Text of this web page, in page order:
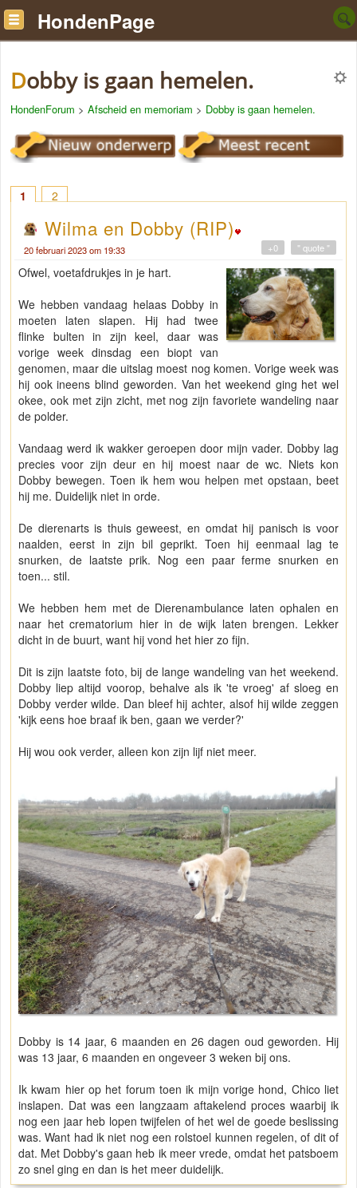
HondenPage
Dobby is gaan hemelen.
HondenForum > Afscheid en memoriam > Dobby is gaan hemelen.
1 2
Wilma en Dobby (RIP)
20 februari 2023 om 19:33 " quote "
+0
Ofwel, voetafdrukjes in je hart.
We hebben vandaag helaas Dobby in
moeten laten slapen. Hij had twee
flinke bulten in zijn keel, daar was
vorige week dinsdag een biopt van
genomen, maar die uitslag moest nog komen. Vorige week was
hij ook ineens blind geworden. Van het weekend ging het wel
okee, ook met zijn zicht, met nog zijn favoriete wandeling naar
de polder.
Vandaag werd ik wakker geroepen door mijn vader. Dobby lag
precies voor zijn deur en hij moest naar de wc. Niets kon
Dobby bewegen. Toen ik hem wou helpen met opstaan, beet
hij me. Duidelijk niet in orde.
De dierenarts is thuis geweest, en omdat hij panisch is voor
naalden, eerst in zijn bil geprikt. Toen hij eenmaal lag te
snurken, de laatste prik. Nog een paar ferme snurken en
toen... stil.
We hebben hem met de Dierenambulance laten ophalen en
naar het crematorium hier in de wijk laten brengen. Lekker
dicht in de buurt, want hij vond het hier zo fijn.
Dit is zijn laatste foto, bij de lange wandeling van het weekend.
Dobby liep altijd voorop, behalve als ik 'te vroeg' af sloeg en
Dobby verder wilde. Dan bleef hij achter, alsof hij wilde zeggen
'kijk eens hoe braaf ik ben, gaan we verder?'
Hij wou ook verder, alleen kon zijn lijf niet meer.
Dobby is 14 jaar, 6 maanden en 26 dagen oud geworden. Hij
was 13 jaar, 6 maanden en ongeveer 3 weken bij ons.
Ik kwam hier op het forum toen ik mijn vorige hond, Chico liet
inslapen. Dat was een langzaam aftakelend proces waarbij ik
nog een jaar heb lopen twijfelen of het wel de goede beslissing
was. Want had ik niet nog een rolstoel kunnen regelen, of dit of
dat. Met Dobby's gaan heb ik meer vrede, omdat het patsboem
zo snel ging en dan is het meer duidelijk.